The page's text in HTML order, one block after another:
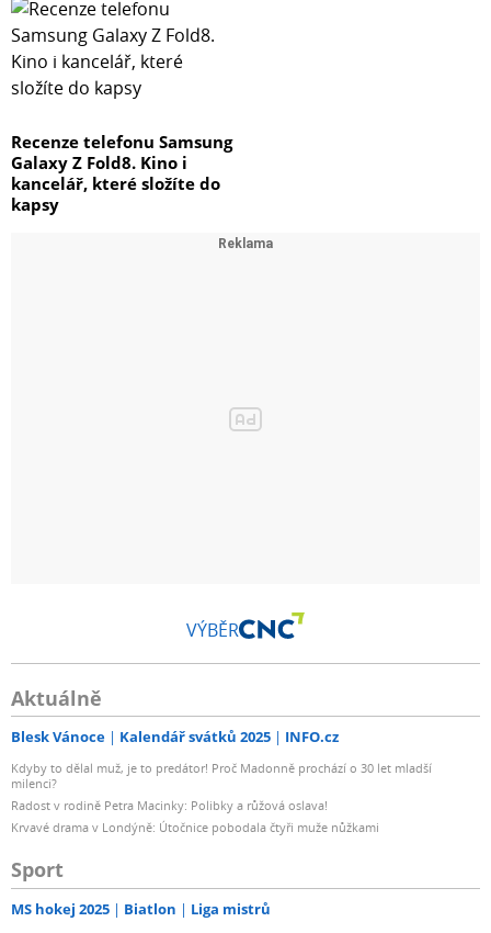
Recenze telefonu Samsung
Galaxy Z Fold8. Kino i
kancelář, které složíte do
kapsy
VÝBĚR
Aktuálně
Blesk Vánoce Kalendář svátků 2025 INFO.cz
Kdyby to dělal muž, je to predátor! Proč Madonně prochází o 30 let mladší
milenci?
Radost v rodině Petra Macinky: Polibky a růžová oslava!
Krvavé drama v Londýně: Útočnice pobodala čtyři muže nůžkami
Sport
MS hokej 2025 Biatlon Liga mistrů